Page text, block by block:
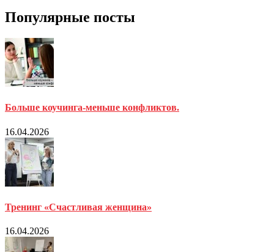
Популярные посты
Больше коучинга-меньше конфликтов.
16.04.2026
Тренинг «Счастливая женщина»
16.04.2026